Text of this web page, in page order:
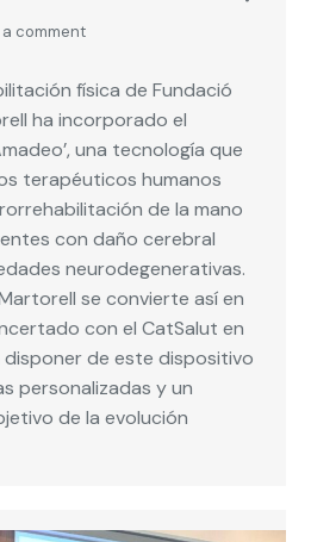
a comment
física de Fundació
ha incorporado el
una tecnología que
terapéuticos humanos
de la mano
con daño cerebral
neurodegenerativas.
se convierte así en
con el CatSalut en
disponer de este dispositivo
personalizadas y un
de la evolución